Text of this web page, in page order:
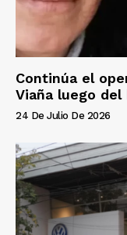
Continúa el
Viaña luego del
24 De Julio De 2026